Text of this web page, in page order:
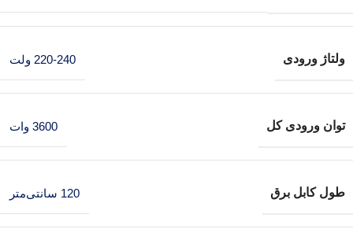
ولتاژ ورودی 220-240 ولت
توان ورودی کل 3600 وات
طول کابل برق 120 سانتی‌متر